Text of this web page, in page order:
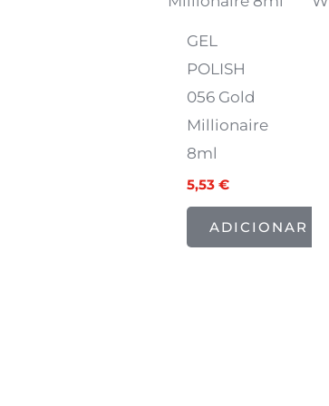
GEL
POLISH
056 Gold
Millionaire
8ml
6,91 €.
5,53 €
5,53 €.
ADICIONAR